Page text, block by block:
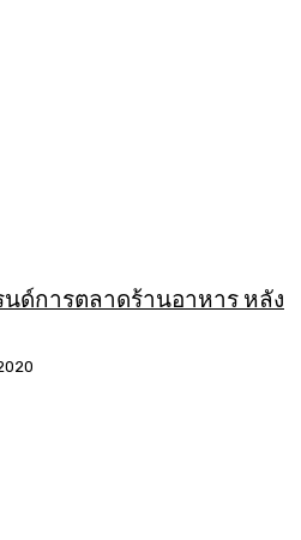
นด์การตลาดร้านอาหาร หลัง